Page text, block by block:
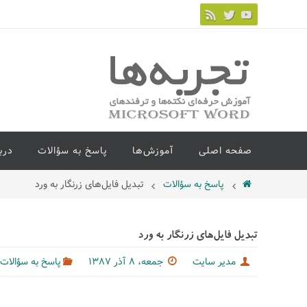
صفحه اصلی آموزش‌ها پاسخ به سؤالات
پاسخ به سؤالات تبدیل فایل‌های زرنگار به ورد
تبدیل فایل‌های زرنگار به ورد
مدیر سایت جمعه، ۸ آذر ۱۳۸۷ پاسخ به سؤالات